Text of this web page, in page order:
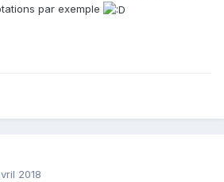
par exemple
2018